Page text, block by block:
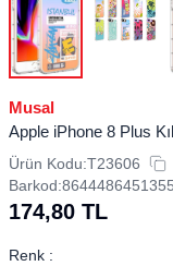
Musal
Apple iPhone 8 Plus
Ürün Kodu:T23606
Barkod:8644486451355
174,80 TL
Renk :